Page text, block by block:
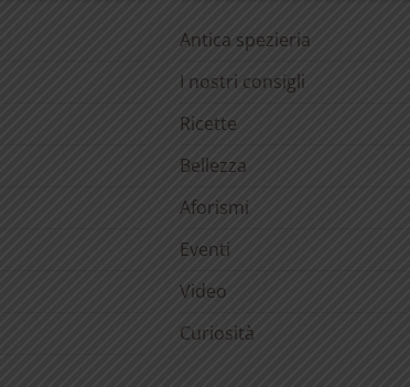
Antica spezieria
I nostri consigli
Ricette
Bellezza
Aforismi
Eventi
Video
Curiosità